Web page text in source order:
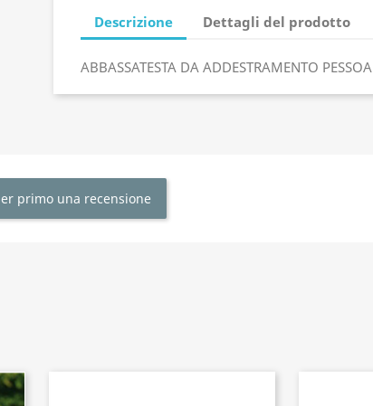
Descrizione Dettagli del prodotto
ABBASSATESTA DA ADDESTRAMENTO PESSOA
primo una recensione